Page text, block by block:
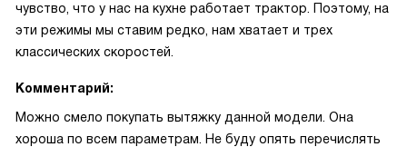
чувство, что у нас на кухне работает трактор. Поэтому, на
эти режимы мы ставим редко, нам хватает и трех
классических скоростей.
Комментарий:
Можно смело покупать вытяжку данной модели. Она
хороша по всем параметрам. Не буду опять перечислять